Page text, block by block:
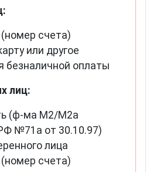
счета)
или другое
безналичной оплаты
лиц:
(ф-ма М2/М2а
№71а от 30.10.97)
лица
счета)